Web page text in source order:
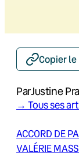
Copier
ParJustine
→ Tous ses
ACCORD DE
VALÉRIE